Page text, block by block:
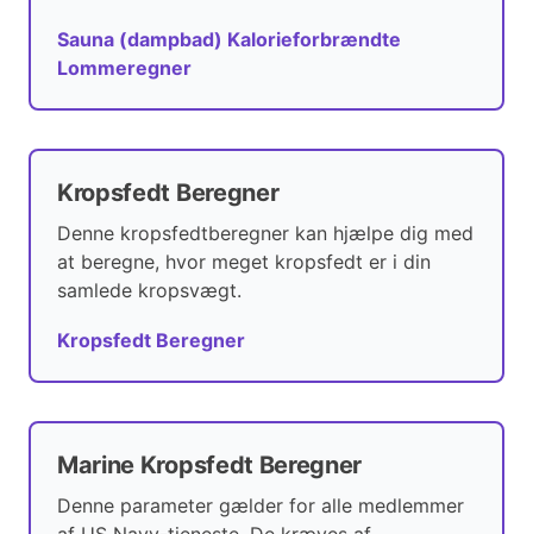
Sauna (dampbad) Kalorieforbrændte
Lommeregner
Kropsfedt Beregner
Denne kropsfedtberegner kan hjælpe dig med
at beregne, hvor meget kropsfedt er i din
samlede kropsvægt.
Kropsfedt Beregner
Marine Kropsfedt Beregner
Denne parameter gælder for alle medlemmer